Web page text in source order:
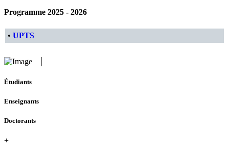
Programme 2025 - 2026
• UPTS
Étudiants
Enseignants
Doctorants
+